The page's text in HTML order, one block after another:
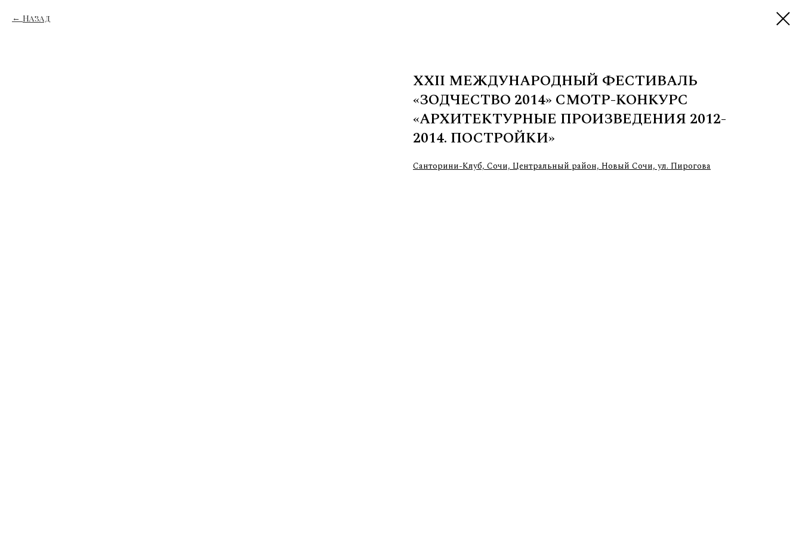
Назад
XXII МЕЖДУНАРОДНЫЙ ФЕСТИВАЛЬ
«ЗОДЧЕСТВО 2014» СМОТР-КОНКУРС
«АРХИТЕКТУРНЫЕ ПРОИЗВЕДЕНИЯ 2012-
2014. ПОСТРОЙКИ»
Санторини-Клуб, Сочи, Центральный район, Новый Сочи, ул. Пирогова